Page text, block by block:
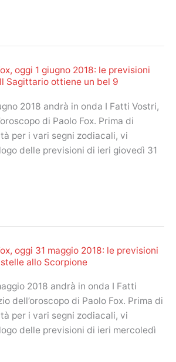
oggi 1 giugno 2018: le previsioni
Sagittario ottiene un bel 9
2018 andrà in onda I Fatti Vostri,
di Paolo Fox. Prima di
per i vari segni zodiacali, vi
delle previsioni di ieri giovedì 31
oggi 31 maggio 2018: le previsioni
allo Scorpione
2018 andrà in onda I Fatti
dell’oroscopo di Paolo Fox. Prima di
per i vari segni zodiacali, vi
delle previsioni di ieri mercoledì